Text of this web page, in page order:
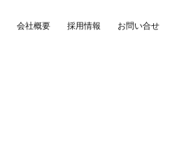
会社概要 採用情報 お問い合せ